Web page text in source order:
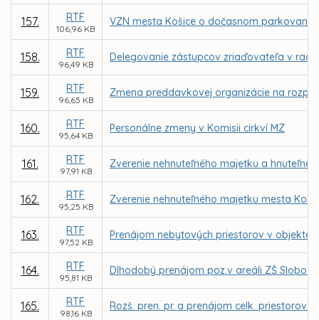
157. RTF
106,96 KB
VZN mesta Košice o dočasnom parkovaní
158. RTF
96,49 KB
Delegovanie zástupcov zriaďovateľa v
159. RTF
96,65 KB
Zmena preddavkovej organizácie na
160. RTF
95,64 KB
Personálne zmeny v Komisii cirkví MZ
161. RTF
97,91 KB
Zverenie nehnuteľného majetku a
162. RTF
95,25 KB
Zverenie nehnuteľného majetku mesta
163. RTF
97,52 KB
Prenájom nebytových priestorov v objekte
164. RTF
95,81 KB
Dlhodobý prenájom poz.v areáli ZŠ
165. RTF
98,16 KB
Rozš. pren. pr. a prenájom celk. priestorov